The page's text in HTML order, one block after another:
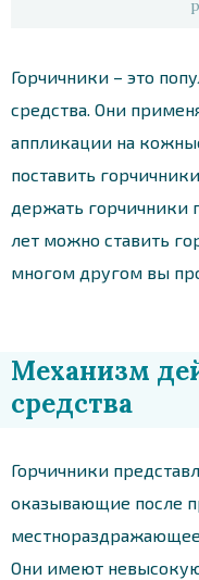
Горчичники – это
средства. Они
аппликации на
поставить
держать горчичники
лет можно ставить
многом другом вы
Механизм
средства
Горчичники
оказывающие после
Они имеют